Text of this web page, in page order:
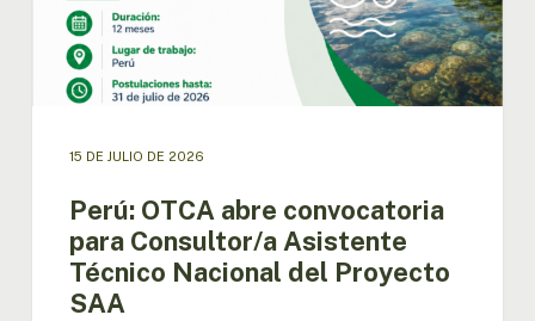
Nacional
Proyecto
SAA
15 DE JULIO DE 2026
Perú: OTCA abre convocatoria
para Consultor/a Asistente
Técnico Nacional del Proyecto
SAA